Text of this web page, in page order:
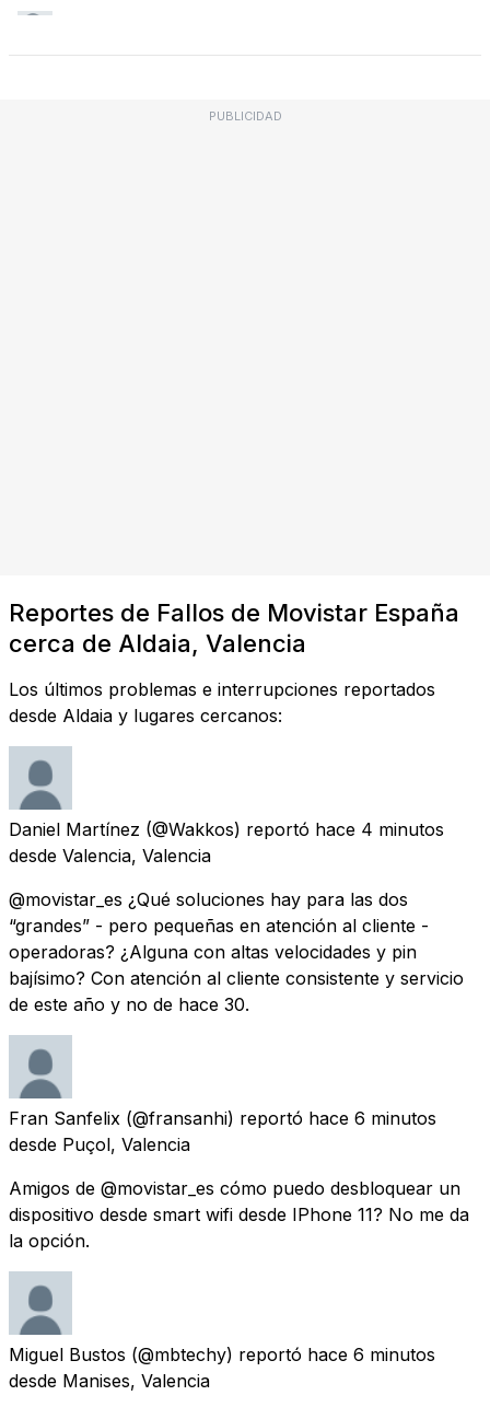
PUBLICIDAD
Reportes de Fallos de Movistar España
cerca de Aldaia, Valencia
Los últimos problemas e interrupciones reportados
desde Aldaia y lugares cercanos:
Daniel Martínez (@Wakkos) reportó hace 4 minutos
desde Valencia, Valencia
@movistar_es ¿Qué soluciones hay para las dos
“grandes” - pero pequeñas en atención al cliente -
operadoras? ¿Alguna con altas velocidades y pin
bajísimo? Con atención al cliente consistente y servicio
de este año y no de hace 30.
Fran Sanfelix (@fransanhi) reportó hace 6 minutos
desde Puçol, Valencia
Amigos de @movistar_es cómo puedo desbloquear un
dispositivo desde smart wifi desde IPhone 11? No me da
la opción.
Miguel Bustos (@mbtechy) reportó hace 6 minutos
desde Manises, Valencia